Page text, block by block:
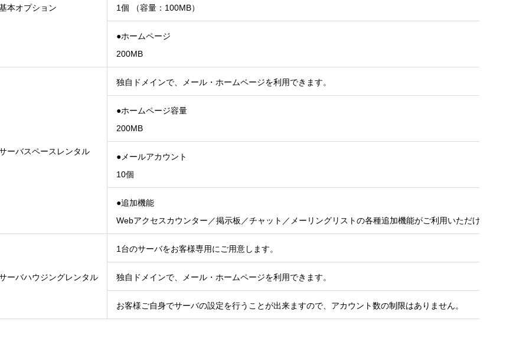
本オプション
1個 （容量：100MB）
●ホームページ
200MB
ーバスペースレンタル
独自ドメインで、メール・ホームページを利用できます。
●ホームページ容量
200MB
●メールアカウント
10個
●追加機能
Webアクセスカウンター／掲示板／チャット／メーリングリストの各種追加機能がご利用いただけます。
ーバハウジングレンタル
1台のサーバをお客様専用にご用意します。
独自ドメインで、メール・ホームページを利用できます。
お客様ご自身でサーバの設定を行うことが出来ますので、アカウント数の制限はありません。